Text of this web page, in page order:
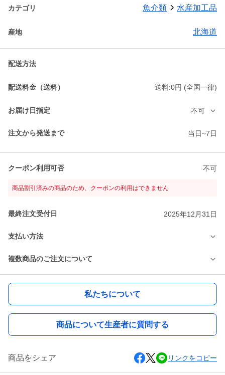
カテゴリ 魚介類 水産加工品
産地 北海道
配送方法
配送料金（送料） 送料:0円 (全国一律)
お届け日指定 不可
注文から発送まで 当日~7日
クーポン利用可否 不可
商品割引済みの商品のため、クーポンの利用はできません
最終注文受付日 2025年12月31日
支払い方法
複数商品のご注文について
私たちについて
商品について生産者に質問する
商品をシェア リンクをコピー